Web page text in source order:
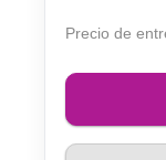
Precio de